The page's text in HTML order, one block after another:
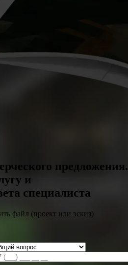
предложения.
и
специалиста
файл (проект или эскиз)